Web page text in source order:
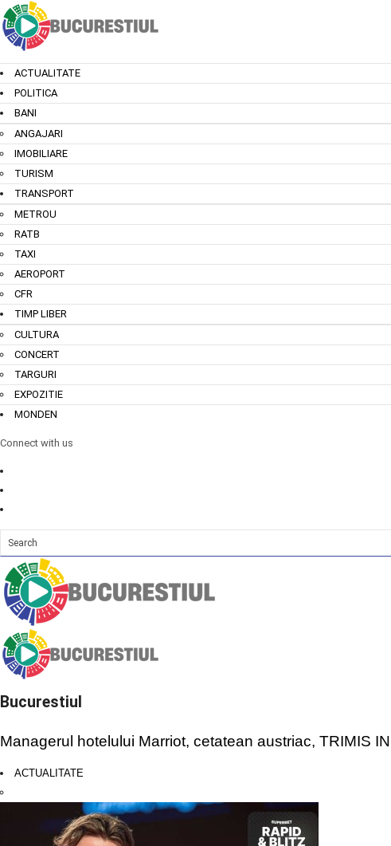
ACTUALITATE
POLITICA
BANI
ANGAJARI
IMOBILIARE
TURISM
TRANSPORT
METROU
RATB
TAXI
AEROPORT
CFR
TIMP LIBER
CULTURA
CONCERT
TARGURI
EXPOZITIE
MONDEN
Connect with us
Bucurestiul
Managerul hotelului Marriot, cetatean austriac, TRIMIS
ACTUALITATE